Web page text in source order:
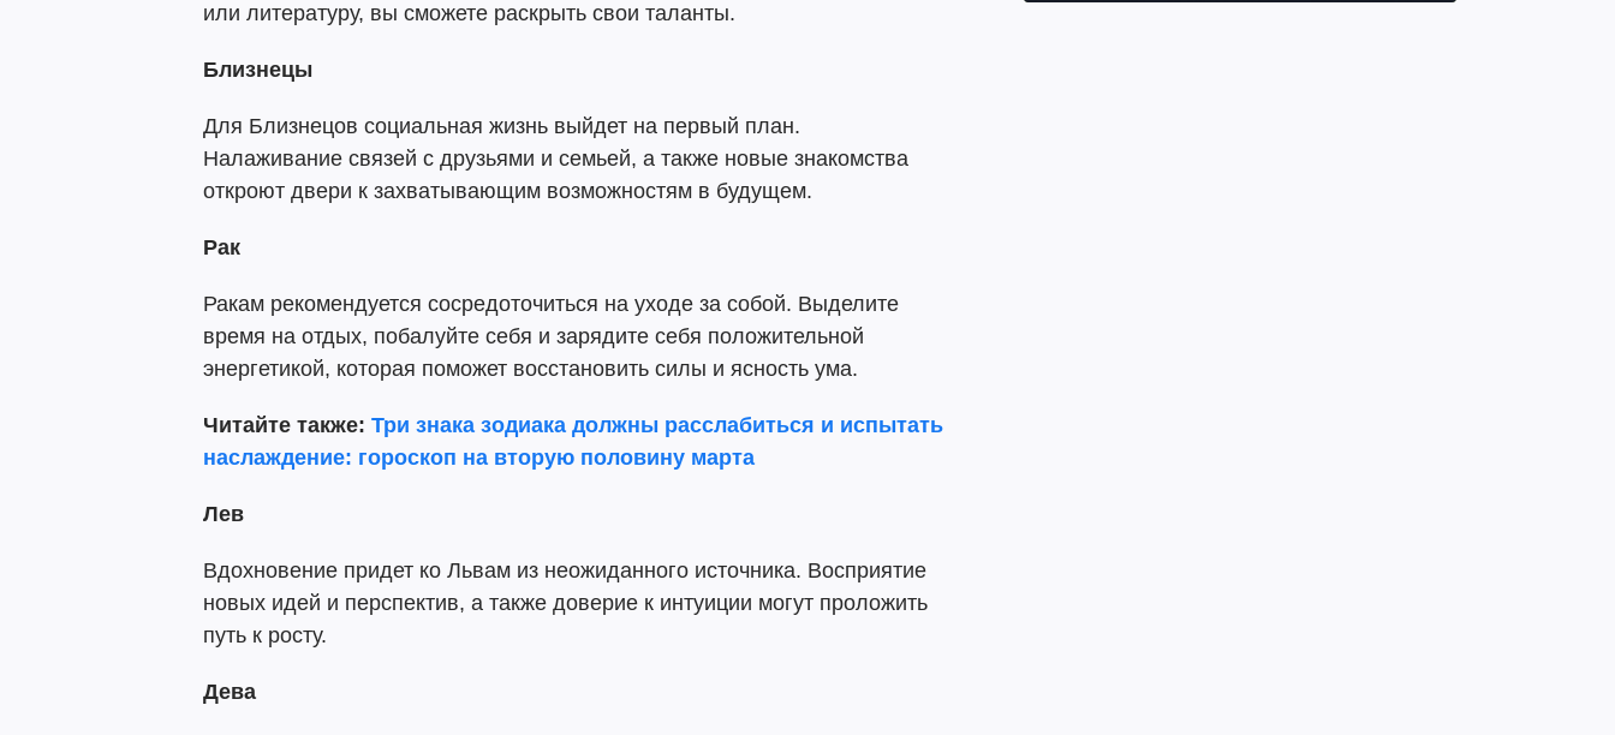
или литературу, вы сможете раскрыть свои таланты.
Близнецы
Для Близнецов социальная жизнь выйдет на первый план.
Налаживание связей с друзьями и семьей, а также новые знакомства
откроют двери к захватывающим возможностям в будущем.
Рак
Ракам рекомендуется сосредоточиться на уходе за собой. Выделите
время на отдых, побалуйте себя и зарядите себя положительной
энергетикой, которая поможет восстановить силы и ясность ума.
Читайте также: Три знака зодиака должны расслабиться и испытать
наслаждение: гороскоп на вторую половину марта
Лев
Вдохновение придет ко Львам из неожиданного источника. Восприятие
новых идей и перспектив, а также доверие к интуиции могут проложить
путь к росту.
Дева